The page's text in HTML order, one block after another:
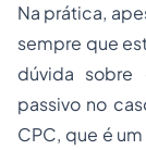
Na prática,
sempre que
dúvida
passivo no
CPC, que é